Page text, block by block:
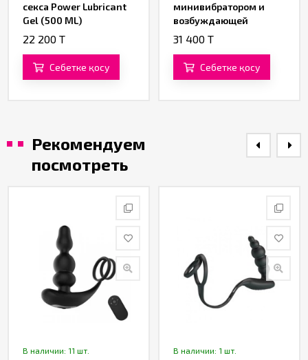
секса Power Lubricant
Gel (500 ML)
22 200 T
Себетке қосу
минивибратором и
возбуждающей
косметикой «KIT TICKLE
31 400 T
Себетке қосу
Рекомендуем
посмотреть
В наличии: 11 шт. В наличии: 1 шт.